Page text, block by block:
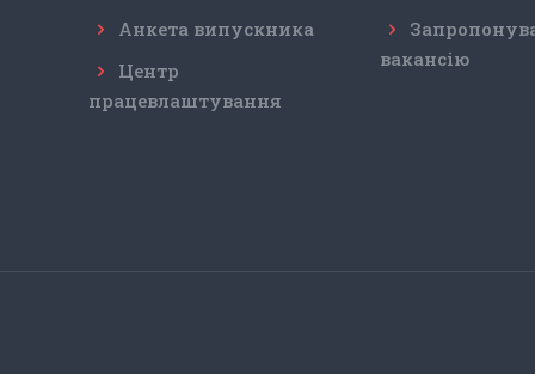
Анкета випускника
Центр
працевлаштування
вакансію